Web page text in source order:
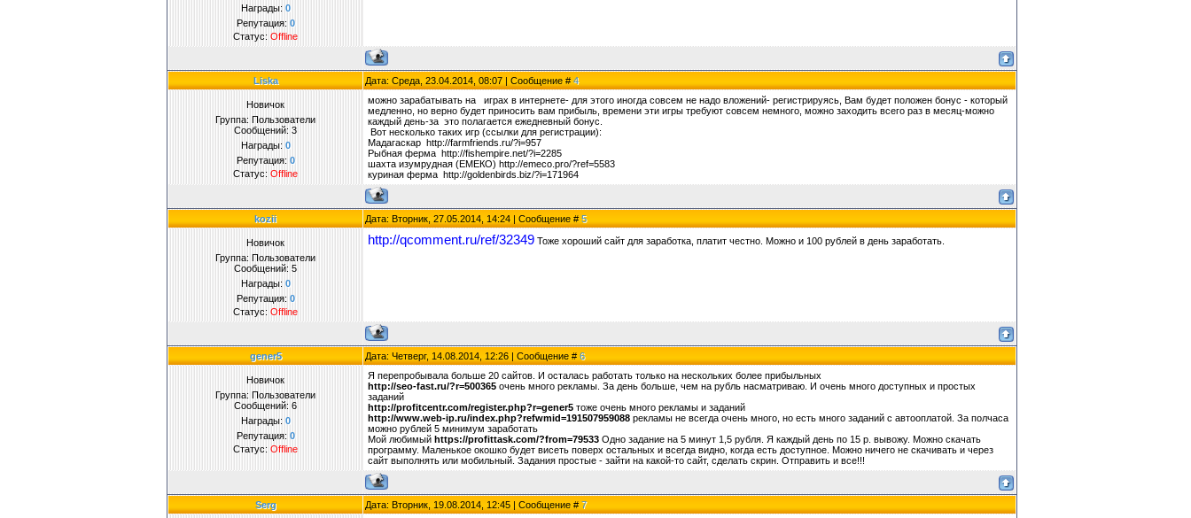
Награды: 0
Репутация: 0
Статус: Offline
Liska Дата: Среда, 23.04.2014, 08:07 | Сообщение # 4
Новичок
Группа: Пользователи
Сообщений: 3
Награды: 0
Репутация: 0
Статус: Offline
можно зарабатывать на играх в интернете- для этого иногда совсем не надо вложений- регистрируясь, Вам будет положен бонус - который
медленно, но верно будет приносить вам прибыль, времени эти игры требуют совсем немного, можно заходить всего раз в месяц-можно
каждый день-за это полагается ежедневный бонус.
Вот несколько таких игр (ссылки для регистрации):
Мадагаскар http://farmfriends.ru/?i=957
Рыбная ферма http://fishempire.net/?i=2285
шахта изумрудная (ЕМЕКО) http://emeco.pro/?ref=5583
куриная ферма http://goldenbirds.biz/?i=171964
kozii Дата: Вторник, 27.05.2014, 14:24 | Сообщение # 5
Новичок
Группа: Пользователи
Сообщений: 5
Награды: 0
Репутация: 0
Статус: Offline
http://qcomment.ru/ref/32349 Тоже хороший сайт для заработка, платит честно. Можно и 100 рублей в день заработать.
gener5 Дата: Четверг, 14.08.2014, 12:26 | Сообщение # 6
Новичок
Группа: Пользователи
Сообщений: 6
Награды: 0
Репутация: 0
Статус: Offline
Я перепробывала больше 20 сайтов. И осталась работать только на нескольких более прибыльных
http://seo-fast.ru/?r=500365 очень много рекламы. За день больше, чем на рубль насматриваю. И очень много доступных и простых
заданий
http://profitcentr.com/register.php?r=gener5 тоже очень много рекламы и заданий
http://www.web-ip.ru/index.php?refwmid=191507959088 рекламы не всегда очень много, но есть много заданий с автооплатой. За полчаса
можно рублей 5 минимум заработать
Мой любимый https://profittask.com/?from=79533 Одно задание на 5 минут 1,5 рубля. Я каждый день по 15 р. вывожу. Можно скачать
программу. Маленькое окошко будет висеть поверх остальных и всегда видно, когда есть доступное. Можно ничего не скачивать и через
сайт выполнять или мобильный. Задания простые - зайти на какой-то сайт, сделать скрин. Отправить и все!!!
Serg Дата: Вторник, 19.08.2014, 12:45 | Сообщение # 7